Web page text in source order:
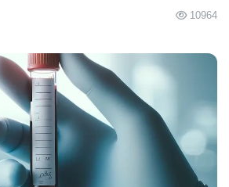
10964
BIOMARKET JP